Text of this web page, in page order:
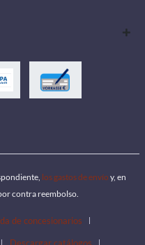
los gastos de envío y, en
contra reembolso.
de concesionarios